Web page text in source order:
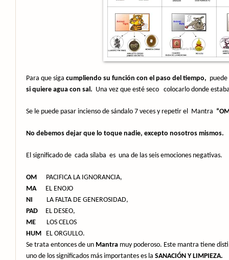
Para que siga cumpliendo su función con el paso del tiempo,
si quiere agua con sal.
Una vez que esté seco colocarlo donde
Se le puede pasar incienso de sándalo 7 veces y repetir el Mantra
No debemos dejar que lo toque nadie, excepto nosotros mismos.
El significado de cada sílaba es una de las seis emociones negativas.
OM
PACIFICA LA IGNORANCIA,
MAEL ENOJO
NI
LA FALTA DE GENEROSIDAD,
PAD EL DESEO,
ME
LOS CELOS
HUM
EL ORGULLO.
Se trata entonces de un Mantra muy poderoso. Este mantra tiene
uno de los significados más importantes es la SANACIÓN Y LIMPIEZA.